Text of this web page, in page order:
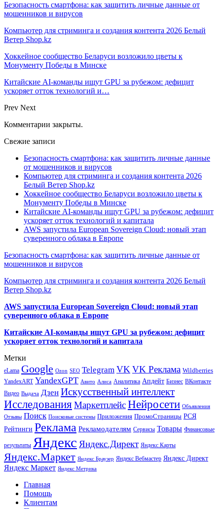
Безопасность смартфона: как защитить личные данные от
мошенников и вирусов
Компьютер для стриминга и создания контента 2026 Белый
Ветер Shop.kz
Хоккейное сообщество Беларуси возложило цветы к
Монументу Победы в Минске
Китайские AI-команды ищут GPU за рубежом: дефицит
ускоряет отток технологий и…
Prev Next
Комментарии закрыты.
Свежие записи
Безопасность смартфона: как защитить личные данные
от мошенников и вирусов
Компьютер для стриминга и создания контента 2026
Белый Ветер Shop.kz
Хоккейное сообщество Беларуси возложило цветы к
Монументу Победы в Минске
Китайские AI-команды ищут GPU за рубежом: дефицит
ускоряет отток технологий и капитала
AWS запустила European Sovereign Cloud: новый этап
суверенного облака в Европе
Безопасность смартфона: как защитить личные данные от
мошенников и вирусов
Компьютер для стриминга и создания контента 2026 Белый
Ветер Shop.kz
AWS запустила European Sovereign Cloud: новый этап
суверенного облака в Европе
Китайские AI-команды ищут GPU за рубежом: дефицит
ускоряет отток технологий и капитала
Метки
eLama Google Ozon SEO Telegram VKVK Реклама Wildberries
YandexART YandexGPT Авито Алиса Аналитика Апдейт Бизнес ВКонтакте
Видео Выдача Дзен Искусственный интеллект
Исследования МаркетплейсНейросети Объявления
Отзывы Поиск Поисковые системы Приложения ПромоСтраницы РСЯ
Рейтинги Реклама Рекламодателям Сервисы Товары Финансовые
результаты Яндекс Яндекс.Директ Яндекс.Карты
Яндекс.Маркет Яндекс Браузер Яндекс Вебмастер Яндекс Директ
Яндекс Маркет Яндекс Метрика
Главная
Помощь
Клиентам